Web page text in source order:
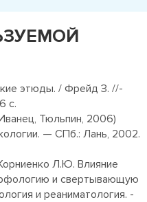
этюды. / Фрейд З. //-
с.
Тюльпин, 2006)
— СПб.: Лань, 2002.
Л.Ю. Влияние
и свертывающую
и реаниматология. -